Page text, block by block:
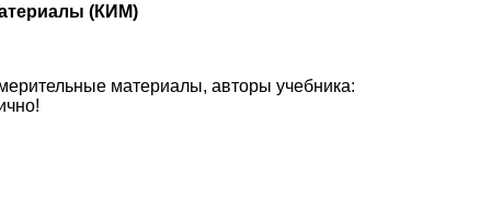
(КИМ)
материалы, авторы учебника: